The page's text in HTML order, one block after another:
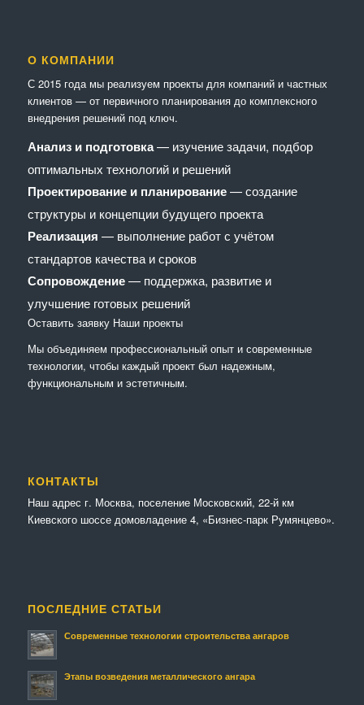
О КОМПАНИИ
С 2015 года мы реализуем проекты для компаний и частных
клиентов — от первичного планирования до комплексного
внедрения решений под ключ.
Анализ и подготовка— изучение задачи, подбор
оптимальных технологий и решений
Проектирование и планирование— создание
структуры и концепции будущего проекта
Реализация — выполнение работ с учётом
стандартов качества и сроков
Сопровождение— поддержка, развитие и
улучшение готовых решений
Оставить заявку Наши проекты
Мы объединяем профессиональный опыт и современные
технологии, чтобы каждый проект был надежным,
функциональным и эстетичным.
КОНТАКТЫ
Наш адрес г. Москва, поселение Московский, 22-й км
Киевского шоссе домовладение 4, «Бизнес-парк Румянцево».
ПОСЛЕДНИЕ СТАТЬИ
Современные технологии строительства ангаров
Этапы возведения металлического ангара